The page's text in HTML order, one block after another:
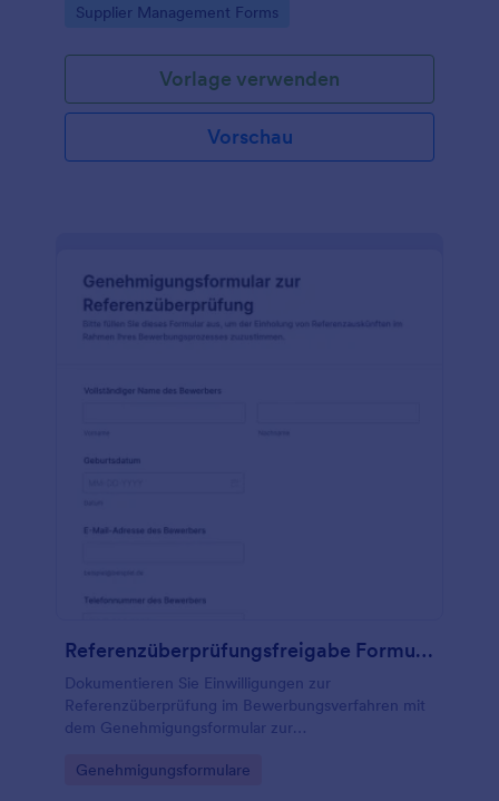
beurteilen und die Datenerfassung über Jotform zu
Go to Category:
Supplier Management Forms
Vorlage verwenden
Vorschau
Referenzüberprüfungsfreigabe Formular
Dokumentieren Sie Einwilligungen zur
Referenzüberprüfung im Bewerbungsverfahren mit
dem Genehmigungsformular zur
Formularantworten zentral für Personalabteilungen,
Go to Category:
Genehmigungsformulare